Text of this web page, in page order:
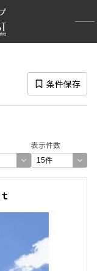
条件保存
表示件数
更する